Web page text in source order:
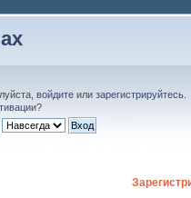
войдите или зарегистрируйтесь
?